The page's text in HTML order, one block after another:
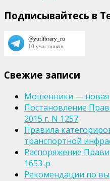
Подписывайтесь в
Свежие записи
Мошенники — новая
Постановление
2015 г. N 1257
Правила
транспортной
Распоряжение
1653-р
Рекомендации по